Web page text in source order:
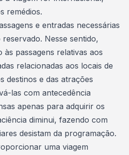
remédios.
e entradas necessárias
Nesse sentido,
passagens relativas aos
relacionadas aos locais de
destinos e das atrações
las com antecedência
apenas para adquirir os
diminui, fazendo com
desistam da programação.
uma viagem